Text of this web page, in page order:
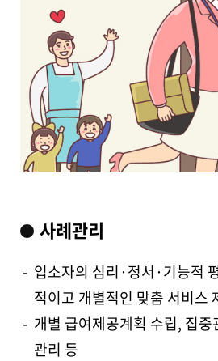
사례관리
- 입소자의 심리·정서·기능적
적이고 개별적인 맞춤 서비스
- 개별 급여제공계획 수립, 집
관리 등